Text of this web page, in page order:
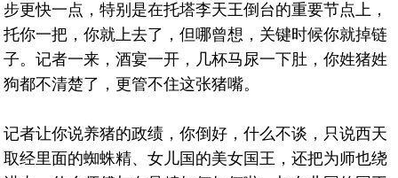
步更快一点，特别是在托塔李天王倒台的重要节点上，
托你一把，你就上去了，但哪曾想，关键时候你就掉链
子。记者一来，酒宴一开，几杯马尿一下肚，你姓猪姓
狗都不清楚了，更管不住这张猪嘴。
记者让你说养猪的政绩，你倒好，什么不谈，只说西天
取经里面的蜘蛛精、女儿国的美女国王，还把为师也绕